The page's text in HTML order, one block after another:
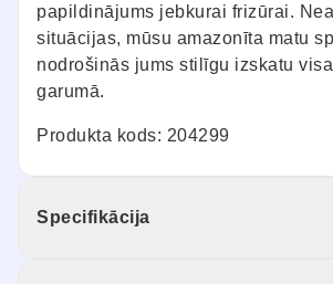
papildinājums jebkurai frizūrai.
situācijas, mūsu amazonīta matu
nodrošinās jums stilīgu izskatu
garumā.
Produkta kods: 204299
Specifikācija